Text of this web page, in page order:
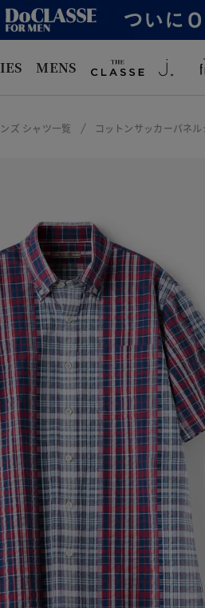
MENS
ズ シャツ一覧 コットンサッカーパネ